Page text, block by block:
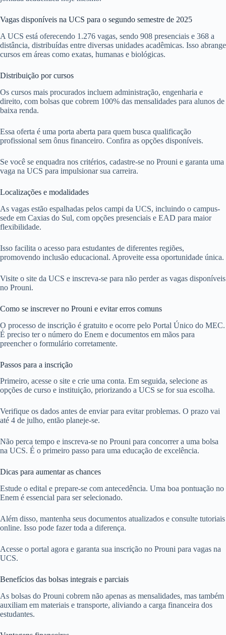
Vagas disponíveis na UCS para o segundo semestre de 2025
A UCS está oferecendo 1.276 vagas, sendo 908 presenciais e 368 a
distância, distribuídas entre diversas unidades acadêmicas. Isso abrange
cursos em áreas como exatas, humanas e biológicas.
Distribuição por cursos
Os cursos mais procurados incluem administração, engenharia e
direito, com bolsas que cobrem 100% das mensalidades para alunos de
baixa renda.
Essa oferta é uma porta aberta para quem busca qualificação
profissional sem ônus financeiro. Confira as opções disponíveis.
Se você se enquadra nos critérios, cadastre-se no Prouni e garanta uma
vaga na UCS para impulsionar sua carreira.
Localizações e modalidades
As vagas estão espalhadas pelos campi da UCS, incluindo o campus-
sede em Caxias do Sul, com opções presenciais e EAD para maior
flexibilidade.
Isso facilita o acesso para estudantes de diferentes regiões,
promovendo inclusão educacional. Aproveite essa oportunidade única.
Visite o site da UCS e inscreva-se para não perder as vagas disponíveis
no Prouni.
Como se inscrever no Prouni e evitar erros comuns
O processo de inscrição é gratuito e ocorre pelo Portal Único do MEC.
É preciso ter o número do Enem e documentos em mãos para
preencher o formulário corretamente.
Passos para a inscrição
Primeiro, acesse o site e crie uma conta. Em seguida, selecione as
opções de curso e instituição, priorizando a UCS se for sua escolha.
Verifique os dados antes de enviar para evitar problemas. O prazo vai
até 4 de julho, então planeje-se.
Não perca tempo e inscreva-se no Prouni para concorrer a uma bolsa
na UCS. É o primeiro passo para uma educação de excelência.
Dicas para aumentar as chances
Estude o edital e prepare-se com antecedência. Uma boa pontuação no
Enem é essencial para ser selecionado.
Além disso, mantenha seus documentos atualizados e consulte tutoriais
online. Isso pode fazer toda a diferença.
Acesse o portal agora e garanta sua inscrição no Prouni para vagas na
UCS.
Benefícios das bolsas integrais e parciais
As bolsas do Prouni cobrem não apenas as mensalidades, mas também
auxiliam em materiais e transporte, aliviando a carga financeira dos
estudantes.